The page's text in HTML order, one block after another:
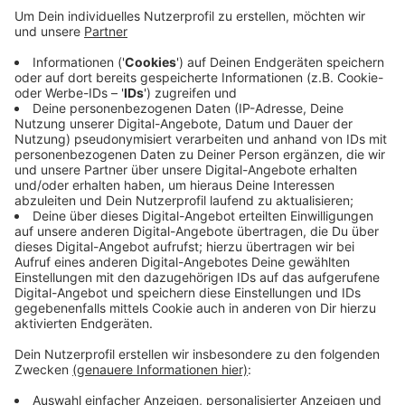
Am Wochenende hat die Krefelder Polizei zwei Raser
gestoppt und deren Fahrzeuge sichergestellt. Am
Samstagmorgen fiel den Beamten ein Fahrer mit
gefälschten Kennzeichen auf, der versuchte, mit bis
zu 90 km/h in der Stadt zu flüchten. Der Fluchtversuch
scheiterte, und das Auto wurde sichergestellt. Der
Fahrer besaß keinen Führerschein. Am Samstagabend
stoppte die Polizei einen weiteren Raser an der
Lenssenstraße. Beide Männer werden des illegalen
Autorennens beschuldigt, und bei beiden fiel ein
Drogenvortest positiv aus.
Anzeige